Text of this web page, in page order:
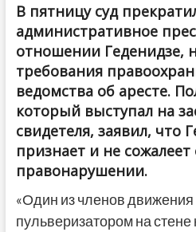
В пятницу суд
административное
отношении Геденидзе,
требования
ведомства об аресте.
который выступал на
свидетеля, заявил, что
признает и не
правонарушении.
«Один из членов
пульверизатором на